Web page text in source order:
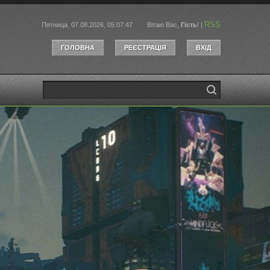
Пятница, 07.08.2026, 05:07:47 Вітаю Вас Гість! | RSS
ГОЛОВНА РЕЄСТРАЦІЯ ВХІД